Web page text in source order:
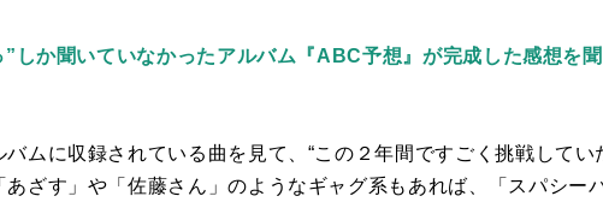
しか聞いていなかったアルバム『ABC予想』が完成した感想を
ムに収録されている曲を見て、“この２年間ですごく挑戦してい
ざす」や「佐藤さん」のようなギャグ系もあれば、「スパシー